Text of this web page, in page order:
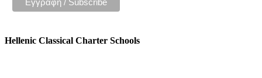
Hellenic Classical Charter Schools